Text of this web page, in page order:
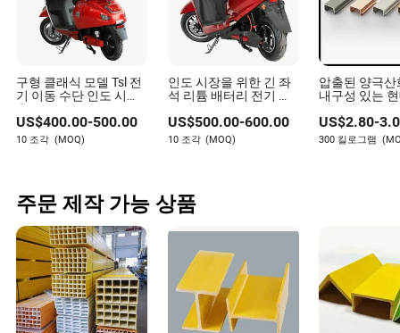
칼렙 알바레즈는 건설 및 장식 재료 산업에서 숙련된 작
가로, 공급업체의 물류 역량 평가에 중점을 두고 있습니
구형 클래식 모델 Tsl 전
기 이동 수단 인도 시장
용
US$400.00-500.00
10 조각 (MOQ)
인도 시장을 위한 긴 좌
석 리튬 배터리 전기 스
쿠터
US$500.00-600.00
10 조각 (MOQ)
압출된 양극
내구성 있는
알루미늄 주
도어 프로파일
색상 양극산화
상, 인도 시장
US$2.80-
300 킬로그램
주문 제작 가능 상품